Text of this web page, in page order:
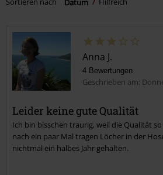
Anna J.
4 Bewertungen
Geschrieben am:
Leider keine gute Qualität
Ich bin bisschen traurig, weil die Qualität
nach ein paar Mal tragen Löcher in der
nichtmal ein halbes Jahr gehalten.